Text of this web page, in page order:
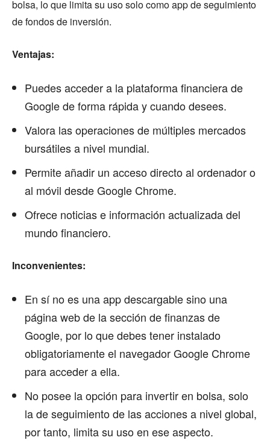
bolsa, lo que limita su uso solo como app de seguimiento
de fondos de inversión.
Ventajas:
Puedes acceder a la plataforma financiera de
Google de forma rápida y cuando desees.
Valora las operaciones de múltiples mercados
bursátiles a nivel mundial.
Permite añadir un acceso directo al ordenador o
al móvil desde Google Chrome.
Ofrece noticias e información actualizada del
mundo financiero.
Inconvenientes:
En sí no es una app descargable sino una
página web de la sección de finanzas de
Google, por lo que debes tener instalado
obligatoriamente el navegador Google Chrome
para acceder a ella.
No posee la opción para invertir en bolsa, solo
la de seguimiento de las acciones a nivel global,
por tanto, limita su uso en ese aspecto.